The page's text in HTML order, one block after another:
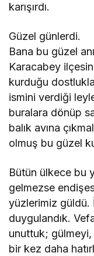
karışırdı.
Güzel günlerdi.
Bana bu güzel
Karacabey
kurduğu
ismini verdiği
buralara dönüp
balık avına
olmuş bu güzel
Bütün ülkece bu
gelmezse
yüzlerimiz güldü.
duygulandık.
unuttuk; gülmeyi,
bir kez daha